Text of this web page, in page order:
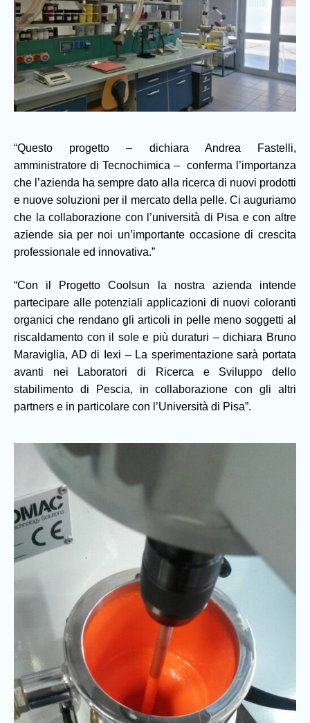
“Questo progetto – dichiara Andrea Fastelli,
amministratore di Tecnochimica – conferma l’importanza
che l’azienda ha sempre dato alla ricerca di nuovi prodotti
e nuove soluzioni per il mercato della pelle. Ci auguriamo
che la collaborazione con l’università di Pisa e con altre
aziende sia per noi un’importante occasione di crescita
professionale ed innovativa.”
“Con il Progetto Coolsun la nostra azienda intende
partecipare alle potenziali applicazioni di nuovi coloranti
organici che rendano gli articoli in pelle meno soggetti al
riscaldamento con il sole e più duraturi – dichiara Bruno
Maraviglia, AD di Iexi – La sperimentazione sarà portata
avanti nei Laboratori di Ricerca e Sviluppo dello
stabilimento di Pescia, in collaborazione con gli altri
partners e in particolare con l’Università di Pisa”.